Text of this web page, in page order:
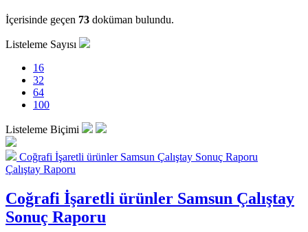
İçerisinde geçen 73 doküman bulundu.
Listeleme Sayısı
16
32
64
100
Listeleme Biçimi
Coğrafi İşaretli ürünler Samsun Çalıştay Sonuç Raporu
Çalıştay Raporu
Coğrafi İşaretli ürünler Samsun Çalıştay
Sonuç Raporu